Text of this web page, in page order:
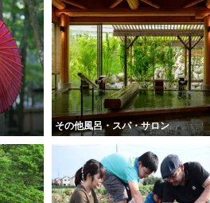
その他風呂・スパ・サロン